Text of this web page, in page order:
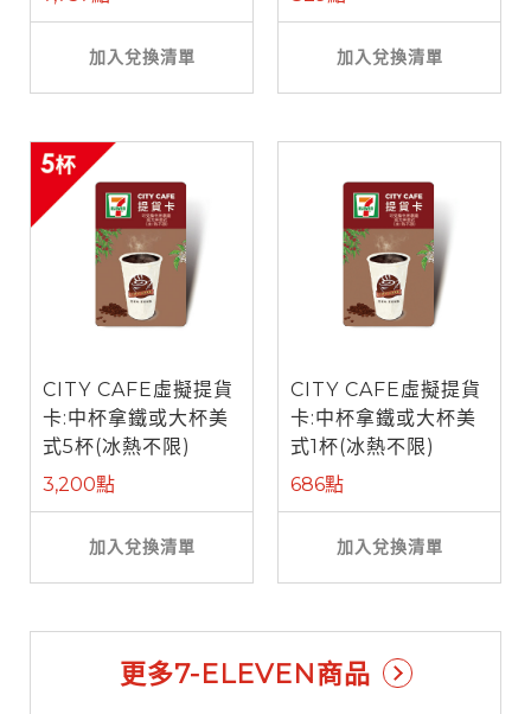
加入兌換清單 加入兌換清單
CITY CAFE虛擬提貨
卡:中杯拿鐵或大杯美
式5杯(冰熱不限)
3,200點
加入兌換清單
CITY CAFE虛擬提貨
卡:中杯拿鐵或大杯美
式1杯(冰熱不限)
686點
加入兌換清單
更多7-ELEVEN商品